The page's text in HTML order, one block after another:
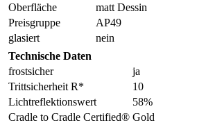
Oberfläche
matt Dessin
Preisgruppe
AP49
glasiert
nein
Technische Daten
frostsicher
ja
Trittsicherheit R*
10
Lichtreflektionswert
58%
Cradle to Cradle Certified® Gold